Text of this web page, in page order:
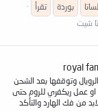
بوردة
تقرأ
شيت
وتوقفها بعد الشحن
او عمل ريكفري للروم حتى
من فك الهارد والتأكد